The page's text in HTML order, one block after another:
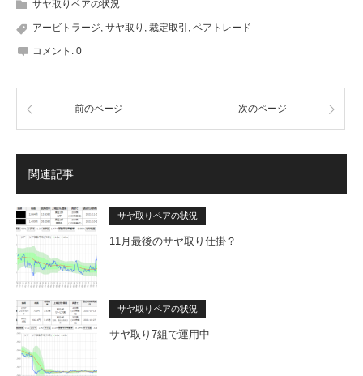
サヤ取りペアの状況
アービトラージ サヤ取り 裁定取引 ペアトレード
コメント: 0
前のページ 次のページ
関連記事
サヤ取りペアの状況
11月最後のサヤ取り仕掛？
サヤ取りペアの状況
サヤ取り7組で運用中